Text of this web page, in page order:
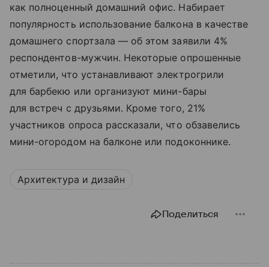
как полноценный домашний офис. Набирает
популярность использование балкона в качестве
домашнего спортзала — об этом заявили 4%
респондентов-мужчин. Некоторые опрошенные
отметили, что устанавливают электрогрили
для барбекю или организуют мини-бары
для встреч с друзьями. Кроме того, 21%
участников опроса рассказали, что обзавелись
мини-огородом на балконе или подоконнике.
Архитектура и дизайн
Поделиться